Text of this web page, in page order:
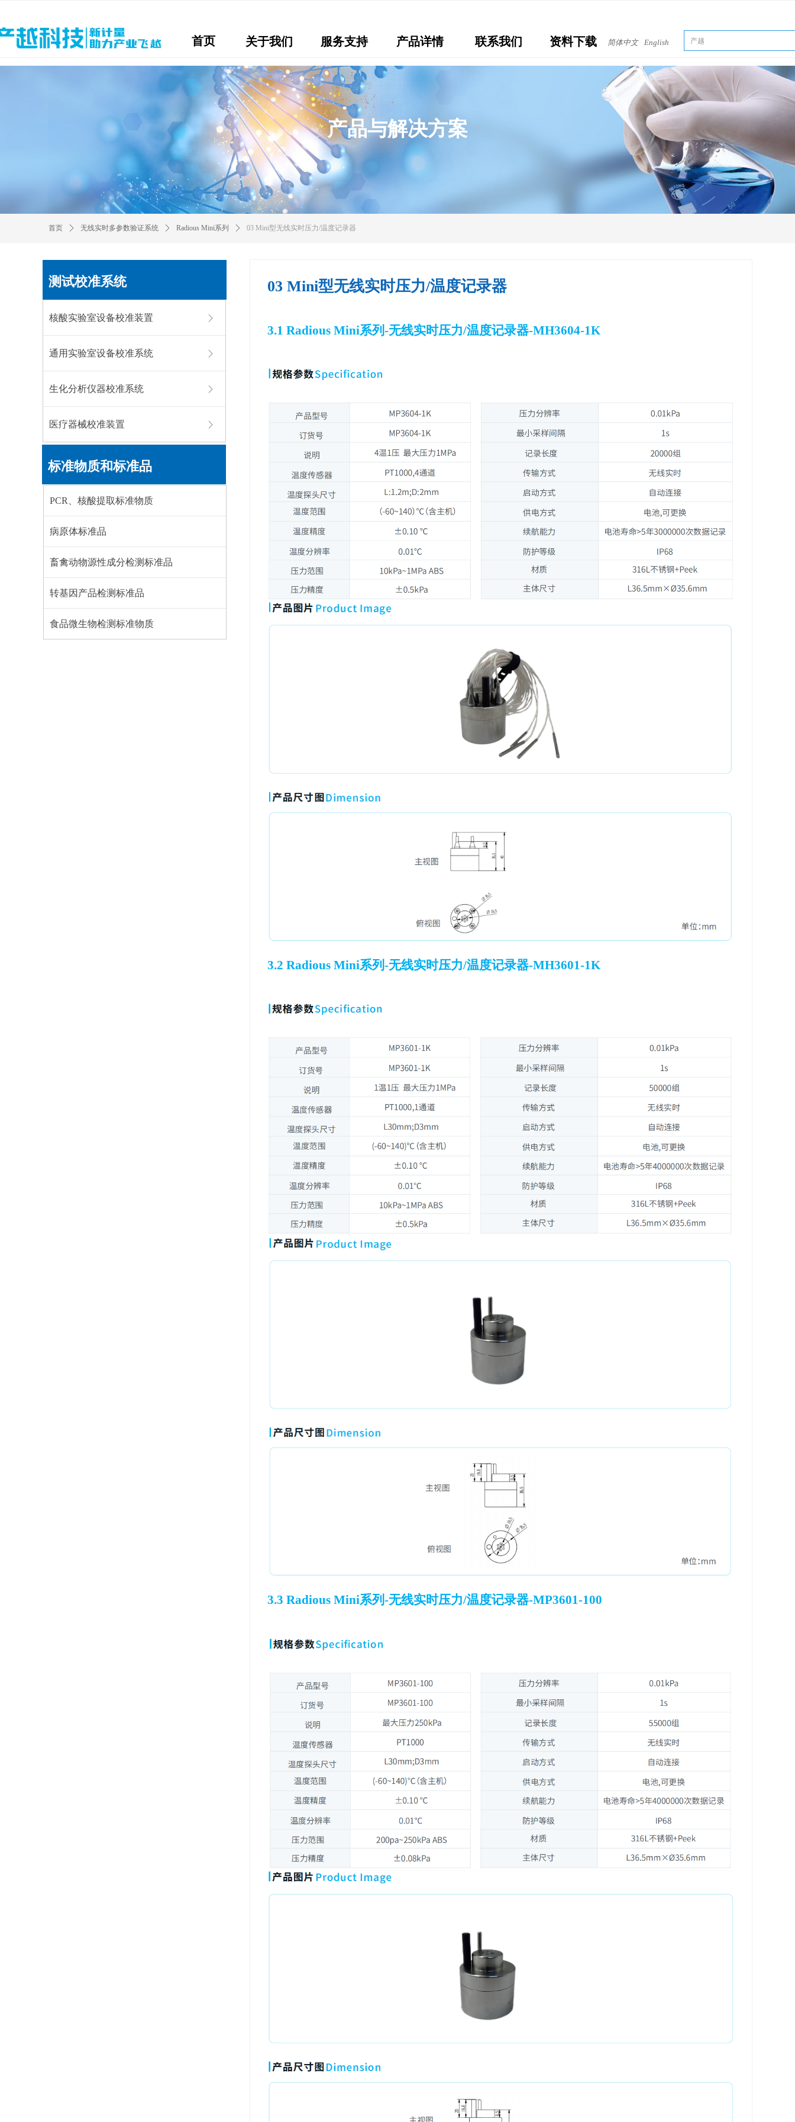
关于我们
首页 产品详情
服务支持 简体中文 English
资料下载
联系我们
03 Mini型无线实时压力/温度记录器
3.1 Radious Mini系列-无线实时压力/温度记录器-MH3604-1K
3.2 Radious Mini系列-无线实时压力/温度记录器-MH3601-1K
3.3 Radious Mini系列-无线实时压力/温度记录器-MP3601-100
产品与解决方案
首页 ꄲ 无线实时多参数验证系统 ꄲ Radious Mini系列 ꄲ 03 Mini型无线实时压力/温度记录器
测试校准系统
标准物质和标准品
PCR、核酸提取标准物质
病原体标准品
畜禽动物源性成分检测标准品
转基因产品检测标准品
食品微生物检测标准物质
核酸实验室设备校准装置 ꁕ
通用实验室设备校准系统 ꁕ
生化分析仪器校准系统 ꁕ
医疗器械校准装置 ꁕ